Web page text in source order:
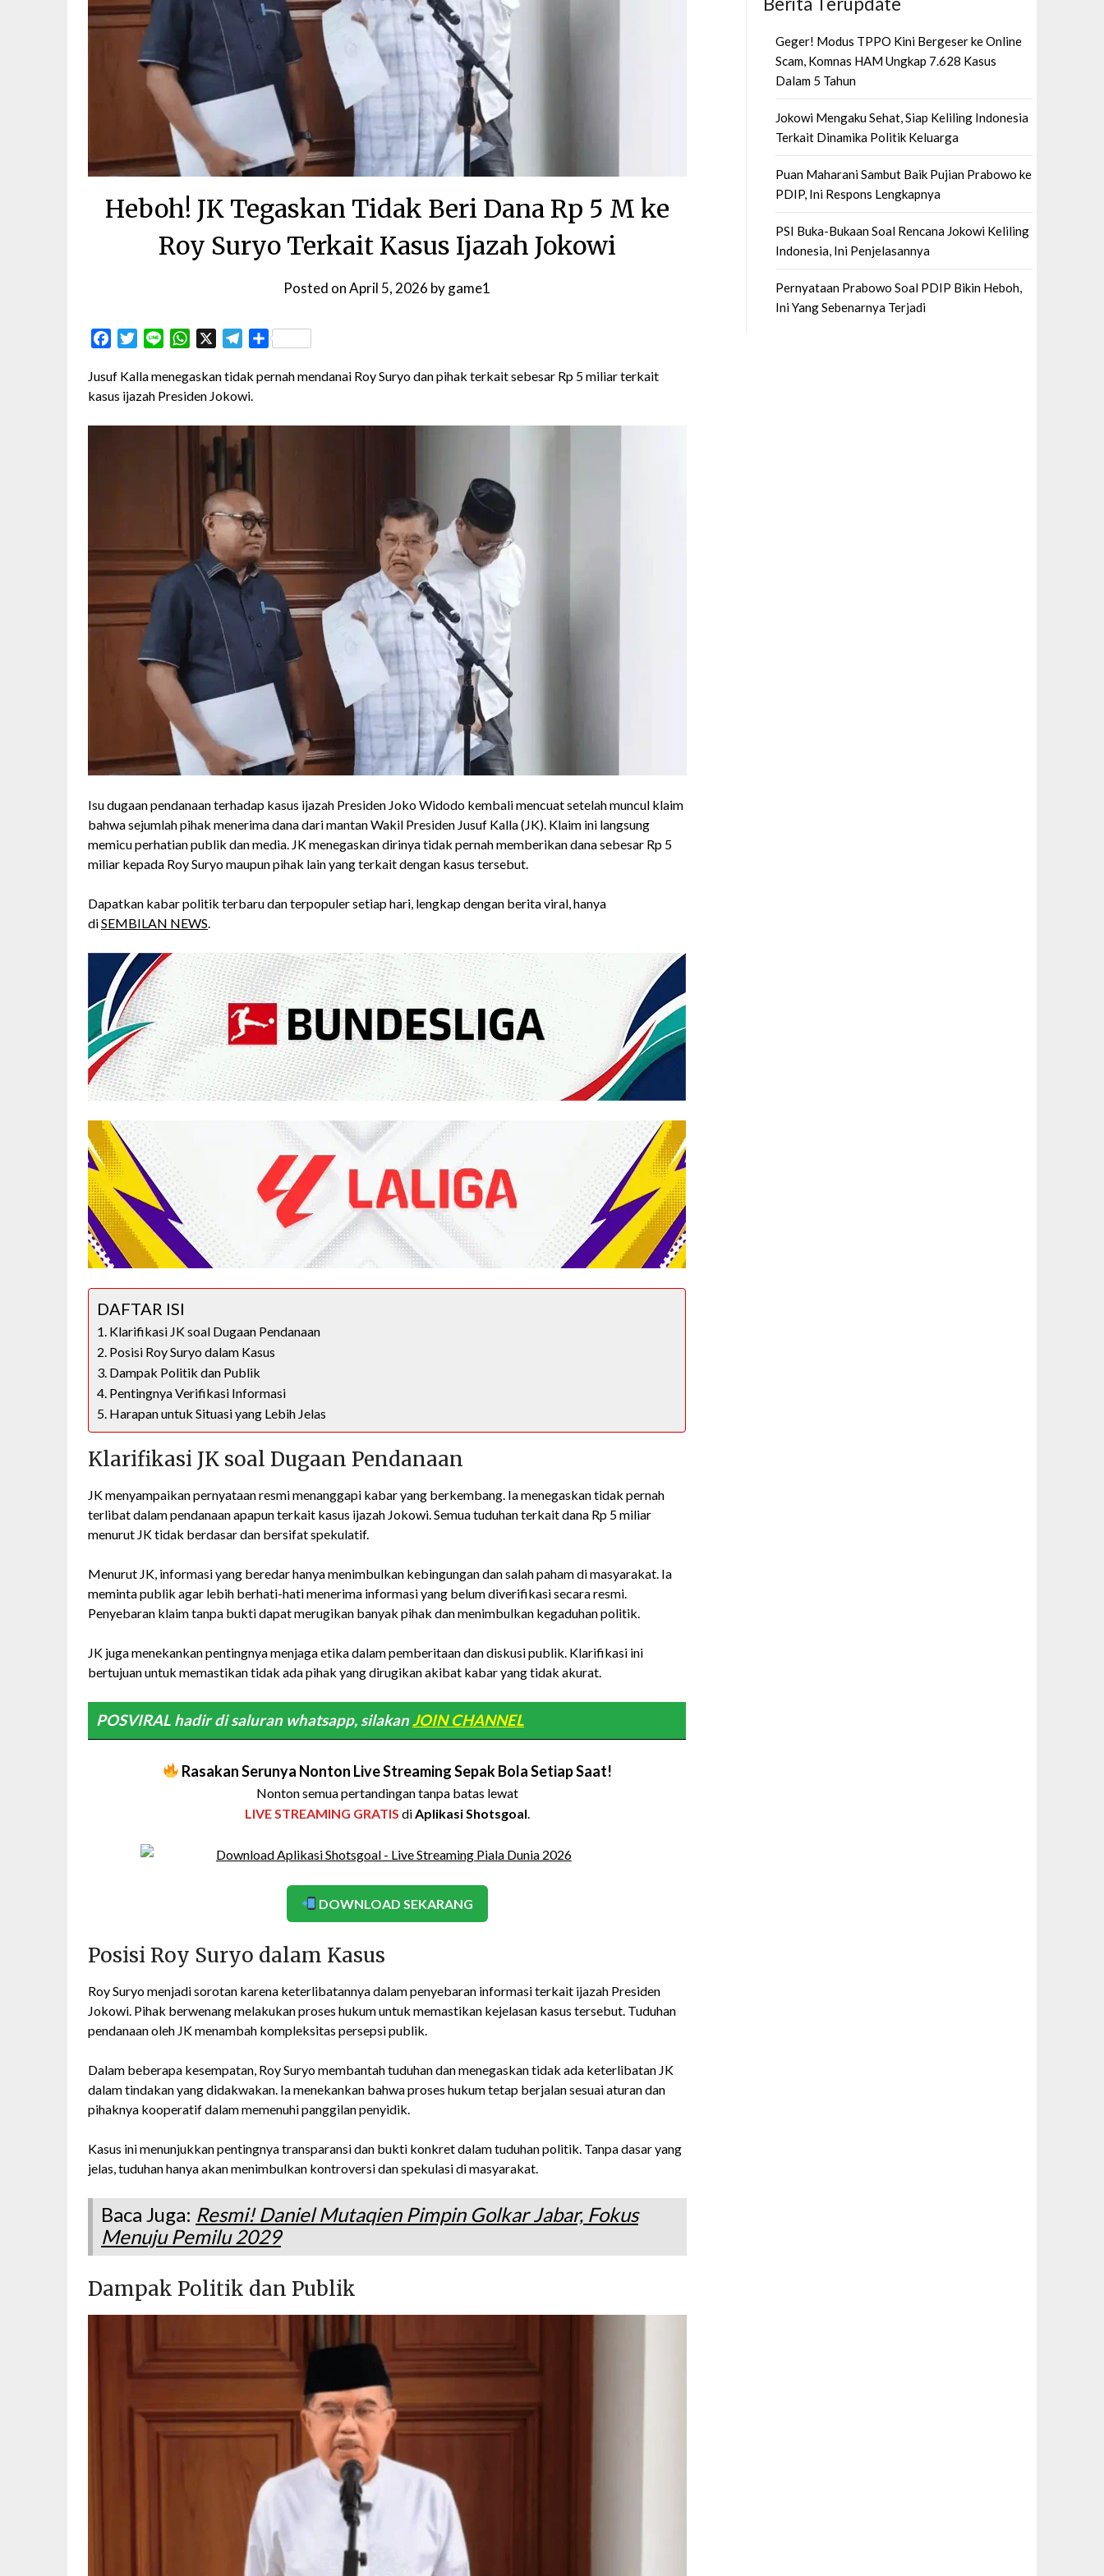
Heboh! JK Tegaskan Tidak Beri Dana Rp 5 M ke
Roy Suryo Terkait Kasus Ijazah Jokowi
Posted onApril 5, 2026 bygame1
FacebookTwitterLine WhatsApp Telegram
Share
Jusuf Kalla menegaskan tidak pernah mendanai Roy Suryo dan pihak terkait sebesar Rp 5 miliar terkait
kasus ijazah Presiden Jokowi.
Isu dugaan pendanaan terhadap kasus ijazah Presiden Joko Widodo kembali mencuat setelah muncul klaim
bahwa sejumlah pihak menerima dana dari mantan Wakil Presiden Jusuf Kalla (JK). Klaim ini langsung
memicu perhatian publik dan media. JK menegaskan dirinya tidak pernah memberikan dana sebesar Rp 5
miliar kepada Roy Suryo maupun pihak lain yang terkait dengan kasus tersebut.
Dapatkan kabar politik terbaru dan terpopuler setiap hari, lengkap dengan berita viral, hanya
diSEMBILAN NEWS
DAFTAR ISI
Klarifikasi JK soal Dugaan Pendanaan
Posisi Roy Suryo dalam Kasus
Dampak Politik dan Publik
Pentingnya Verifikasi Informasi
Harapan untuk Situasi yang Lebih Jelas
Klarifikasi JK soal Dugaan Pendanaan
JK menyampaikan pernyataan resmi menanggapi kabar yang berkembang. Ia menegaskan tidak pernah
terlibat dalam pendanaan apapun terkait kasus ijazah Jokowi. Semua tuduhan terkait dana Rp 5 miliar
menurut JK tidak berdasar dan bersifat spekulatif.
Menurut JK, informasi yang beredar hanya menimbulkan kebingungan dan salah paham di masyarakat. Ia
meminta publik agar lebih berhati-hati menerima informasi yang belum diverifikasi secara resmi.
Penyebaran klaim tanpa bukti dapat merugikan banyak pihak dan menimbulkan kegaduhan politik.
JK juga menekankan pentingnya menjaga etika dalam pemberitaan dan diskusi publik. Klarifikasi ini
bertujuan untuk memastikan tidak ada pihak yang dirugikan akibat kabar yang tidak akurat.
POSVIRAL hadir di saluran whatsapp, silakanJOIN CHANNEL
Rasakan Serunya Nonton Live Streaming Sepak Bola Setiap Saat!
Nonton semua pertandingan tanpa batas lewat
LIVE STREAMING GRATIS di Aplikasi Shotsgoal
DOWNLOAD SEKARANG
Posisi Roy Suryo dalam Kasus
Roy Suryo menjadi sorotan karena keterlibatannya dalam penyebaran informasi terkait ijazah Presiden
Jokowi. Pihak berwenang melakukan proses hukum untuk memastikan kejelasan kasus tersebut. Tuduhan
pendanaan oleh JK menambah kompleksitas persepsi publik.
Dalam beberapa kesempatan, Roy Suryo membantah tuduhan dan menegaskan tidak ada keterlibatan JK
dalam tindakan yang didakwakan. Ia menekankan bahwa proses hukum tetap berjalan sesuai aturan dan
pihaknya kooperatif dalam memenuhi panggilan penyidik.
Kasus ini menunjukkan pentingnya transparansi dan bukti konkret dalam tuduhan politik. Tanpa dasar yang
jelas, tuduhan hanya akan menimbulkan kontroversi dan spekulasi di masyarakat.
Baca Juga: Resmi! Daniel Mutaqien Pimpin Golkar Jabar, Fokus
Menuju Pemilu 2029
Dampak Politik dan Publik
Geger! Modus TPPO Kini Bergeser ke Online
Scam, Komnas HAM Ungkap 7.628 Kasus
Dalam 5 Tahun
Jokowi Mengaku Sehat, Siap Keliling Indonesia
Terkait Dinamika Politik Keluarga
Puan Maharani Sambut Baik Pujian Prabowo ke
PDIP, Ini Respons Lengkapnya
PSI Buka-Bukaan Soal Rencana Jokowi Keliling
Indonesia, Ini Penjelasannya
Pernyataan Prabowo Soal PDIP Bikin Heboh,
Ini Yang Sebenarnya Terjadi